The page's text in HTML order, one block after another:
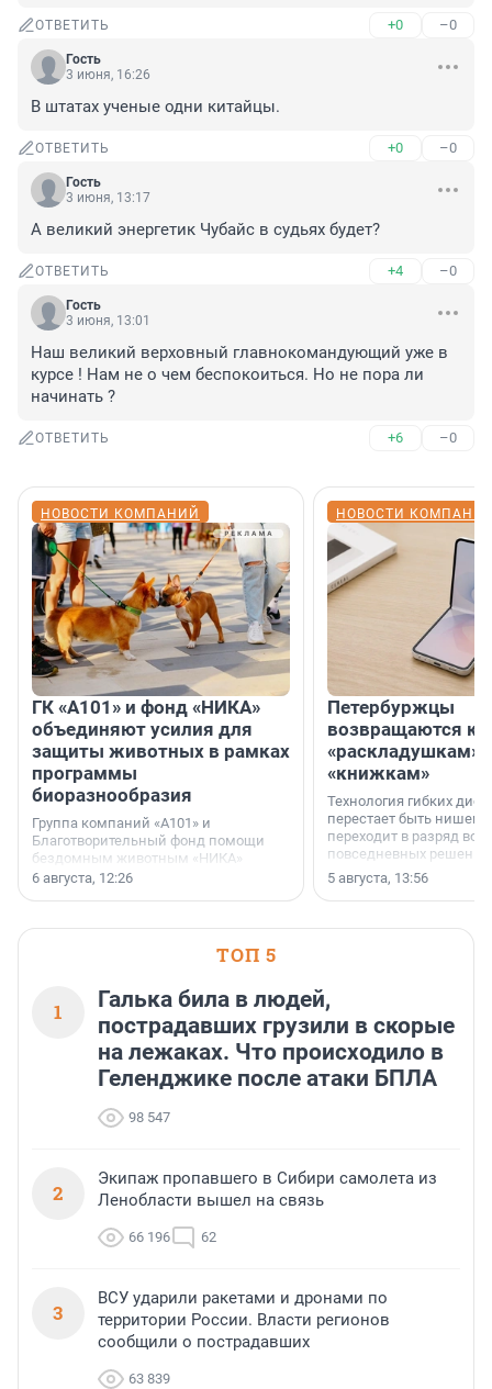
ОТВЕТИТЬ +0 –0
Гость
3 июня, 16:26
В штатах ученые одни китайцы.
ОТВЕТИТЬ +0 –0
Гость
3 июня, 13:17
А великий энергетик Чубайс в судьях будет?
ОТВЕТИТЬ +4 –0
Гость
3 июня, 13:01
Наш великий верховный главнокомандующий уже в
курсе ! Нам не о чем беспокоиться. Но не пора ли
начинать ?
ОТВЕТИТЬ +6 –0
НОВОСТИ КОМПАНИЙ
ГК «А101» и фонд «НИКА»
объединяют усилия для
защиты животных в рамках
программы
биоразнообразия
Группа компаний «А101» и
Благотворительный фонд помощи
бездомным животным «НИКА»
заключили соглашение о
6 августа, 12:26
НОВОСТИ
Петербуржцы
возвращаются к
«раскладушкам»
«книжкам»
Технология гибких
перестает быть
переходит в разряд
повседневных
5 августа, 13:56
ТОП 5
1
Галька била в людей,
пострадавших грузили в скорые
на лежаках. Что происходило в
Геленджике после атаки БПЛА
98 547
2
Экипаж пропавшего в Сибири самолета из
Ленобласти вышел на связь
66 196 62
3
ВСУ ударили ракетами и дронами по
территории России. Власти регионов
сообщили о пострадавших
63 839